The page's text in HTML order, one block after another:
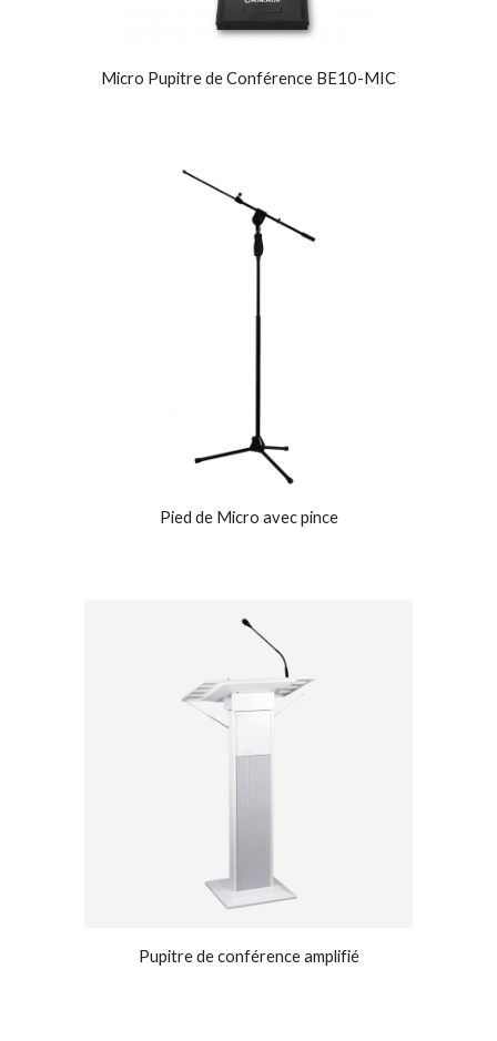
Micro Pupitre de Conférence BE10-MIC
Pied de Micro avec pince
Pupitre de conférence amplifié